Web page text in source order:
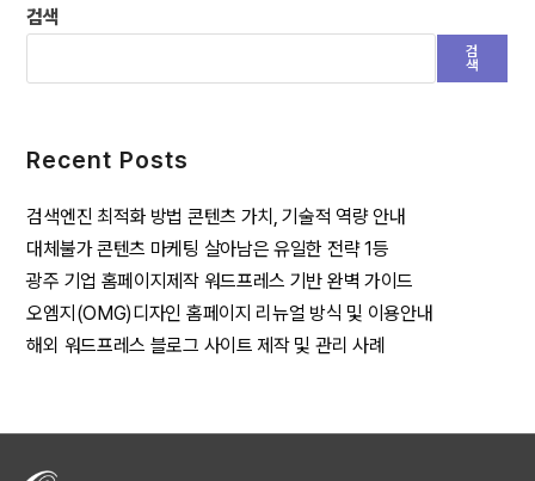
검색
검
색
Recent Posts
검색엔진 최적화 방법 콘텐츠 가치, 기술적 역량 안내
대체불가 콘텐츠 마케팅 살아남은 유일한 전략 1등
광주 기업 홈페이지제작 워드프레스 기반 완벽 가이드
오엠지(OMG)디자인 홈페이지 리뉴얼 방식 및 이용안내
해외 워드프레스 블로그 사이트 제작 및 관리 사례